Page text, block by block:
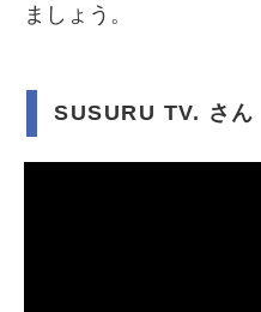
ましょう。
SUSURU TV. さん